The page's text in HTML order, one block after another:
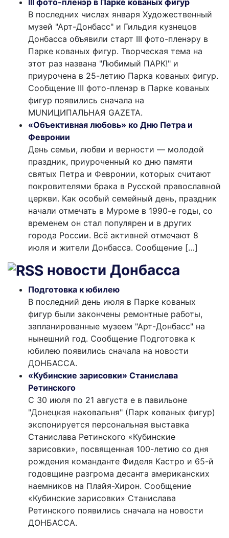
В последних числах января Художественный
музей "Арт-Донбасс" и Гильдия кузнецов
Донбасса объявили старт III фото-пленэру в
Парке кованых фигур. Творческая тема на
этот раз названа "Любимый ПАРК!" и
приурочена в 25-летию Парка кованых фигур.
Сообщение III фото-пленэр в Парке кованых
фигур появились сначала на
MUNИЦИПАЛЬНАЯ GAZЕТА.
«Объективная любовь» ко Дню Петра и
Февронии
День семьи, любви и верности — молодой
праздник, приуроченный ко дню памяти
святых Петра и Февронии, которых считают
покровителями брака в Русской православной
церкви. Как особый семейный день, праздник
начали отмечать в Муроме в 1990-е годы, со
временем он стал популярен и в других
города России. Всё активней отмечают 8
июля и жители Донбасса. Сообщение […]
новости Донбасса
Подготовка к юбилею
В последний день июля в Парке кованых
фигур были закончены ремонтные работы,
запланированные музеем "Арт-Донбасс" на
нынешний год. Сообщение Подготовка к
юбилею появились сначала на новости
ДОНБАССА.
«Кубинские зарисовки» Станислава
Ретинского
С 30 июля по 21 августа е в павильоне
"Донецкая наковальня" (Парк кованых фигур)
экспонируется персональная выставка
Станислава Ретинского «Кубинские
зарисовки», посвященная 100-летию со дня
рождения команданте Фиделя Кастро и 65-й
годовщине разгрома десанта американских
наемников на Плайя-Хирон. Сообщение
«Кубинские зарисовки» Станислава
Ретинского появились сначала на новости
ДОНБАССА.